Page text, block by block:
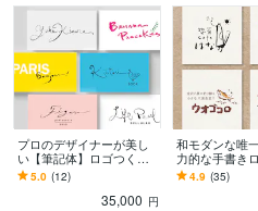
プロのデザイナーが美し
い【筆記体】ロゴつくり
ます 【名刺用のお名前】
【店名ロゴ】【商品ロ
ゴ】にいかがでしょう？
5.0 (12)
35,000 円
和モダンな唯
力的な手書き
ます 手書きで
い、温かみの
4.9 (35)